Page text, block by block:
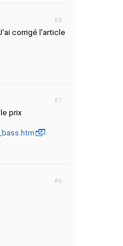
#8
corrigé l'article
#7
prix
#6